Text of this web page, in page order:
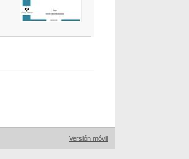
Versión móvil